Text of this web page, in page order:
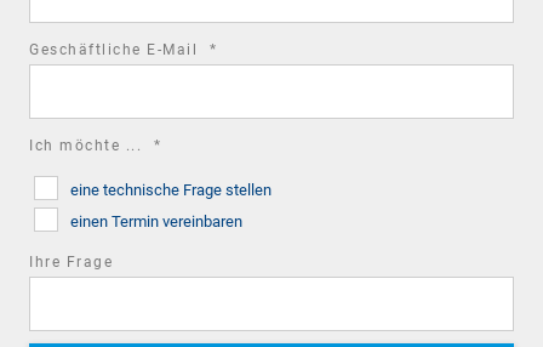
Geschäftliche E-Mail *
Ich möchte ... *
eine technische Frage stellen
einen Termin vereinbaren
Ihre Frage